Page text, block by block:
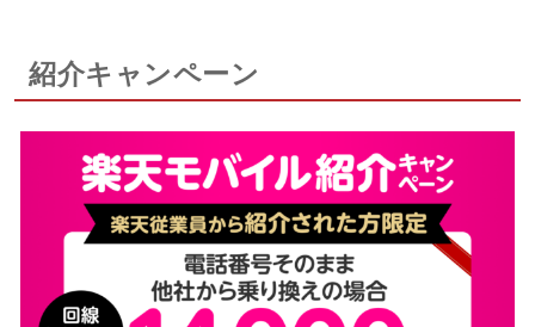
紹介キャンペーン